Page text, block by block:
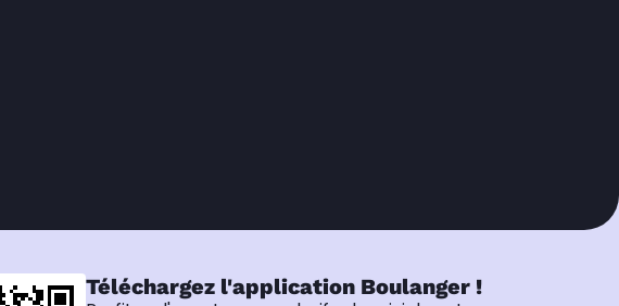
Téléchargez l'application Boulanger !